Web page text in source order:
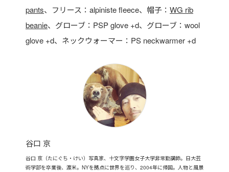
pants、フリース：alpiniste fleece、帽子： WG rib
beanie、グローブ：PSP glove +d、グローブ：wool
glove +d、ネックウォーマー：PS neckwarmer +d
谷口 京
谷口 京（たにぐち・けい）写真家、十文字学園女子大学非常勤講師。日大芸
術学部を卒業後、渡米。NYを拠点に世界を巡り、2004年に帰国。人物と風景